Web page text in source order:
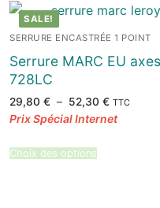
SALE!
SERRURE ENCASTRÉE 1 POINT
Serrure MARC EU
728LC
29,80 € – 52,30 €Plage
prix :
TTC
Choix des options